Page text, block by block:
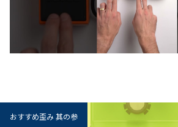
おすすめ歪み 其の参